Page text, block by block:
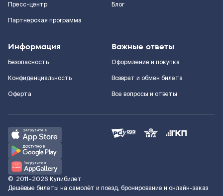
Пресс-центр
Партнерская программа
Блог
Информация
Безопасность
Конфиденциальность
Оферта
Важные ответы
Оформление и покупка
Возврат и обмен билета
Все вопросы и ответы
© 2011–2026 Купибилет
Дешёвые билеты на самолёт и поезд, бронирование и онлайн-заказ